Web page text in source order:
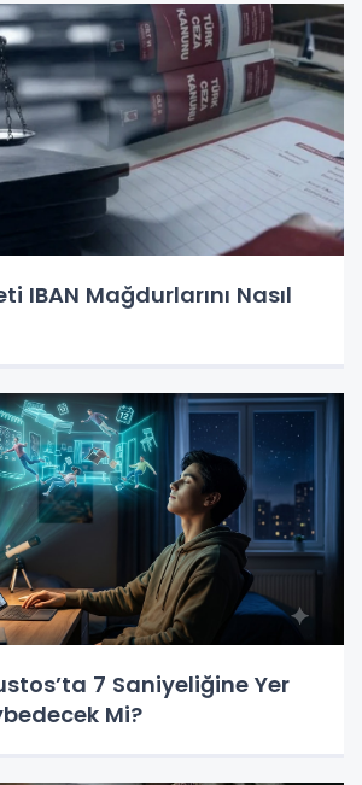
IBAN Mağdurlarını Nasıl
7 Saniyeliğine Yer
Mi?